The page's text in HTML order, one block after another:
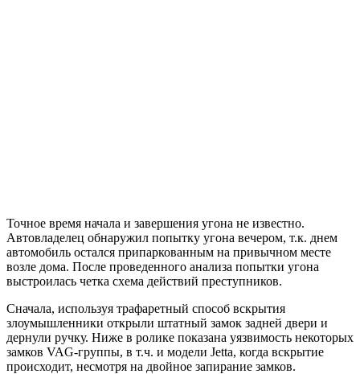
Точное время начала и завершения угона не известно.
Автовладелец обнаружил попытку угона вечером, т.к. днем
автомобиль остался припаркованным на привычном месте
возле дома. После проведенного анализа попытки угона
выстроилась четка схема действий преступников.
Сначала, используя трафаретный способ вскрытия
злоумышленники открыли штатный замок задней двери и
дернули ручку. Ниже в ролике показана уязвимость некоторых
замков VAG-группы, в т.ч. и модели Jetta, когда вскрытие
происходит, несмотря на двойное запирание замков.